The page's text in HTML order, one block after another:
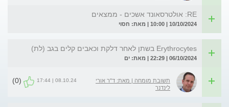
RE: אולטרסאונד אשכים - ממצאים
10/10/2024 | 10:00 | מאת: חסוי
Erythrocytes בשתן לאחר דלקת וכאבים קלים בגב (לת)
06/10/2024 | 22:29 | מאת: ים
תשובת מומחה | מאת: ד"ר אורי
לינדנר
08.10.24 | 17:44
(0)